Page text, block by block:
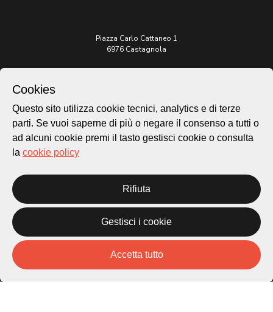
Piazza Carlo Cattaneo 1
6976 Castagnola
patrimonio@lugano.ch
t. +41 58 866 68 50
Sito istituzionale:
Privacy Policy
Credits
Homepage
Storie
Novità
Cookies
Questo sito utilizza cookie tecnici, analytics e di terze
parti. Se vuoi saperne di più o negare il consenso a tutti o
ad alcuni cookie premi il tasto gestisci cookie o consulta
la cookie policy
Rifiuta
Gestisci i cookie
Accetta tutto